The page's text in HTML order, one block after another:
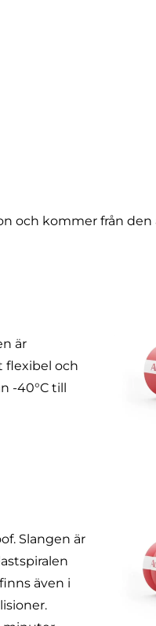
och kommer från
är
flexibel och
-40°C till
Slangen är
även i